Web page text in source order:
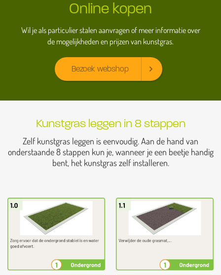
Online kopen
Wil je als particulier stalen aanvragen of meer informatie over
de mogelijkheden en prijzen van kunstgras.
Bezoek webshop
Kunstgras leggen in 8 stappen
Zelf kunstgras leggen is eenvoudig. Aan de hand van
onderstaande 8 stappen kun je, wanneer je een beetje handig
bent, het kunstgras zelf installeren.